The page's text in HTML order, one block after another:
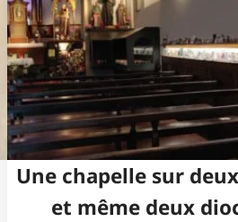
Une chapelle sur
et même deux